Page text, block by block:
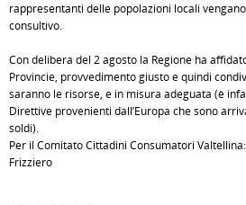
rappresentanti delle popolazioni locali
consultivo.
Con delibera del 2 agosto la Regione ha
Provincie, provvedimento giusto e quindi
saranno le risorse, e in misura adeguata (è
Direttive provenienti dall’Europa che sono
soldi).
Per il Comitato Cittadini Consumatori
Frizziero